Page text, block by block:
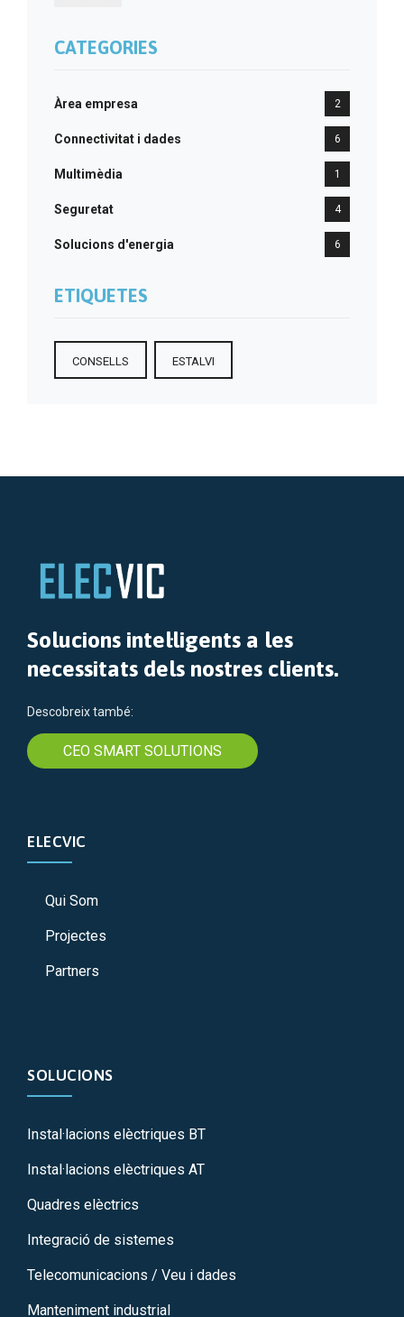
CATEGORIES
Àrea empresa 2
Connectivitat i dades 6
Multimèdia 1
Seguretat 4
Solucions d'energia 6
ETIQUETES
CONSELLS ESTALVI
Solucions intel·ligents a les
necessitats dels nostres clients.
Descobreix també:
CEO SMART SOLUTIONS
ELECVIC
Qui Som
Projectes
Partners
SOLUCIONS
Instal·lacions elèctriques BT
Instal·lacions elèctriques AT
Quadres elèctrics
Integració de sistemes
Telecomunicacions / Veu i dades
Manteniment industrial